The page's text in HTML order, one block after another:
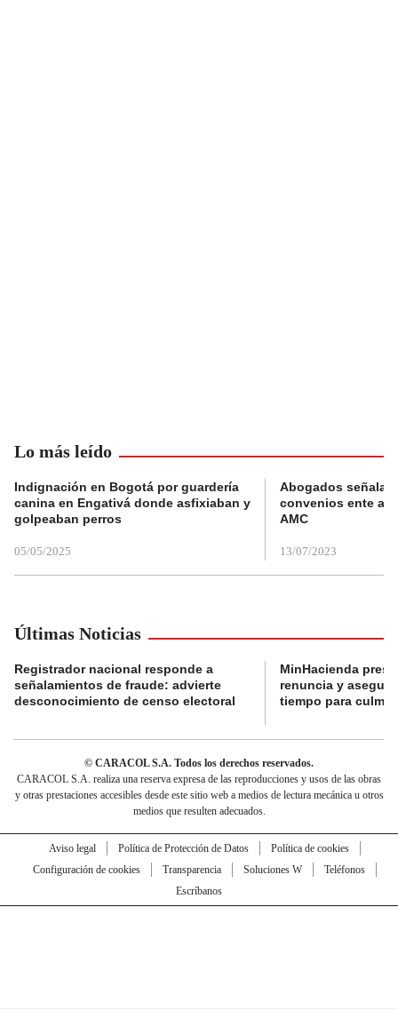
Lo más leído
Indignación en Bogotá por guardería
canina en Engativá donde asfixiaban y
golpeaban perros
05/05/2025
Abogados
convenios ente
AMC
13/07/2023
Últimas Noticias
Registrador nacional responde a
señalamientos de fraude: advierte
desconocimiento de censo electoral
MinHacienda
renuncia y
tiempo para
© CARACOL S.A. Todos los derechos reservados.
CARACOL S.A. realiza una reserva expresa de las reproducciones y usos de las obras
y otras prestaciones accesibles desde este sitio web a medios de lectura mecánica u otros
medios que resulten adecuados.
Aviso legal Política de Protección de Datos
Política de cookies
Configuración de cookies
Transparencia Soluciones W
Teléfonos
Escríbanos